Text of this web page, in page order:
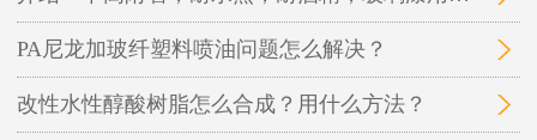
PA尼龙加玻纤塑料喷油问题怎么解决？
改性水性醇酸树脂怎么合成？用什么方法？